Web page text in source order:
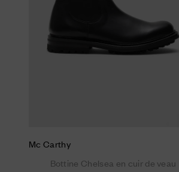
Mc Carthy
Bottine Chelsea en cuir de veau